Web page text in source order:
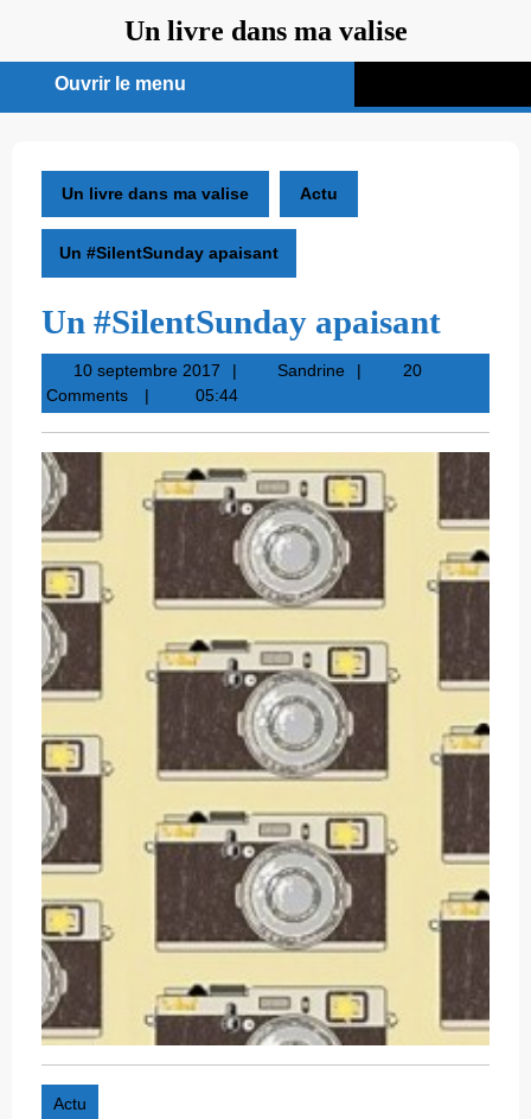
contenu
Un livre dans ma valise
Ouvrir le menu
menu
Un livre dans ma valise Actu
Un #SilentSunday apaisant
Un #SilentSunday apaisant
10 septembre 201710
septembre
2017
SandrineSandrine20
Comments
05:44
Actu